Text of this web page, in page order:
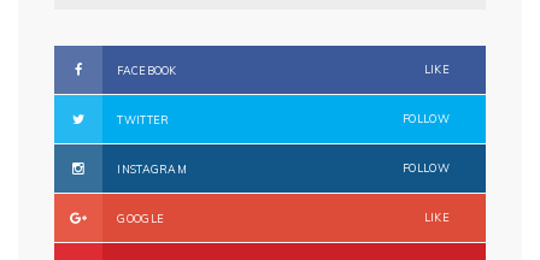
FACEBOOK LIKE
TWITTER FOLLOW
INSTAGRAM FOLLOW
GOOGLE LIKE